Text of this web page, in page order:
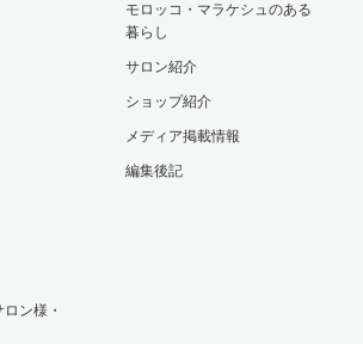
モロッコ・マラケシュのある
暮らし
サロン紹介
ショップ紹介
メディア掲載情報
編集後記
ン様・